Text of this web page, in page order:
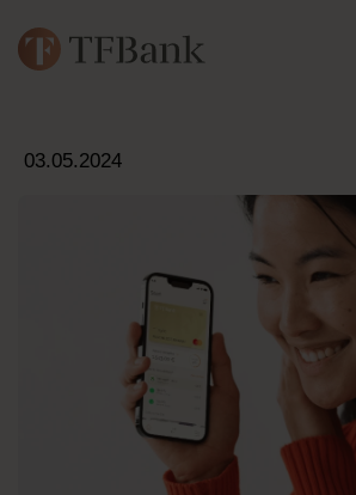
03.05.2024